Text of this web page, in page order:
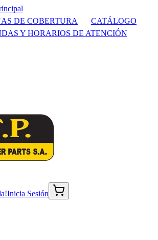
DE COBERTURA
CATÁLOGO
Y HORARIOS DE ATENCIÓN
Inicia Sesión